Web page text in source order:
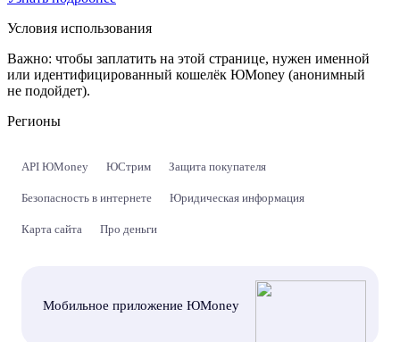
Условия использования
Важно: чтобы заплатить на этой странице, нужен именной
или идентифицированный кошелёк ЮMoney (анонимный
не подойдет).
Регионы
API ЮMoney ЮСтрим Защита покупателя
Безопасность в интернете Юридическая информация
Карта сайта Про деньги
Мобильное приложение ЮMoney